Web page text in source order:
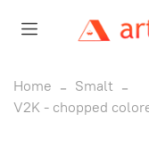
Home
Smalt
V2K - chopped